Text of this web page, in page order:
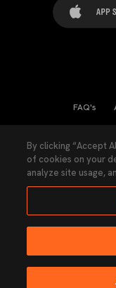
FAQ's
Ley
Ninguna parte de esta
By clicking “Accept
of cookies on your
analyze site usage,